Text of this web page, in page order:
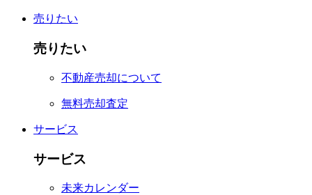
売りたい
売りたい
不動産売却について
無料売却査定
サービス
サービス
未来カレンダー